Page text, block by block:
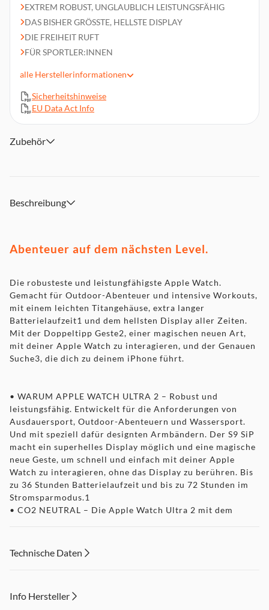
EXTREM ROBUST, UNGLAUBLICH LEISTUNGSFÄHIG
DAS BISHER GRÖSSTE, HELLSTE DISPLAY
DIE FREIHEIT RUFT
FÜR SPORTLER:INNEN
FORTSCHRITTLICHE GESUNDHEITS UND
SICHERHEITSFEATURES
alle Herstellerinformationen
Sicherheitshinweise
EU Data Act Info
Zubehör
Beschreibung
Abenteuer auf dem nächsten Level.
Die robusteste und leistungfähigste Apple Watch.
Gemacht für Outdoor-Abenteuer und intensive Workouts,
mit einem leichten Titangehäuse, extra langer
Batterielaufzeit1 und dem hellsten Display aller Zeiten.
Mit der Doppeltipp Geste2, einer magischen neuen Art,
mit deiner Apple Watch zu interagieren, und der Genauen
Suche3, die dich zu deinem iPhone führt.
• WARUM APPLE WATCH ULTRA 2 – Robust und
leistungsfähig. Entwickelt für die Anforderungen von
Ausdauersport, Outdoor-Abenteuern und Wassersport.
Und mit speziell dafür designten Armbändern. Der S9 SiP
macht ein superhelles Display möglich und eine magische
neue Geste, um schnell und einfach mit deiner Apple
Watch zu interagieren, ohne das Display zu berühren. Bis
zu 36 Stunden Batterielaufzeit und bis zu 72 Stunden im
Stromsparmodus.1
• CO2 NEUTRAL – Die Apple Watch Ultra 2 mit dem
für die Umwelt unter apple.com/de/2030.4
• EXTREM ROBUST, UNGLAUBLICH LEISTUNGSFÄHIG –
direkte Steuerung einer Vielzahl von Funktionen. 100 m
Technische Daten
Info Hersteller